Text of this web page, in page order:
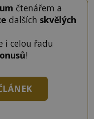
čtenářem a
dalších skvělých
i celou řadu
!